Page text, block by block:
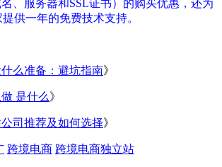
、服务器和SSL证书）的购买优惠，还为
供一年的免费技术支持。
么准备：避坑指南》
是什么》
司推荐及如何选择》
跨境电商 跨境电商独立站